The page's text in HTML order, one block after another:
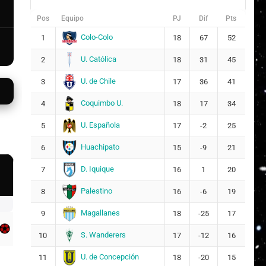
Pos Equipo PJ Dif Pts
1 Colo-Colo 18 67 52
2 U. Católica 18 31 45
3 U. de Chile 17 36 41
4 Coquimbo U. 18 17 34
5 U. Española 17 -2 25
6 Huachipato 15 -9 21
7 D. Iquique 16 1 20
8 Palestino 16 -6 19
9 Magallanes 18 -25 17
10 S. Wanderers 17 -12 16
11 U. de Concepción 18 -20 15